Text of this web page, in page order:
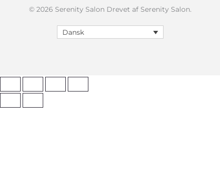
© 2026 Serenity Salon Drevet af Serenity Salon.
Dansk